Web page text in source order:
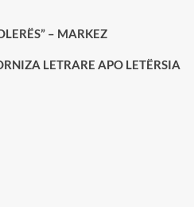
– MARKEZ
LETRARE APO LETËRSIA